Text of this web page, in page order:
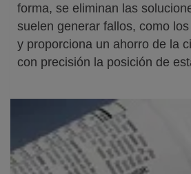
forma, se eliminan las
suelen generar fallos, como
y proporciona un ahorro de la
con precisión la posición de